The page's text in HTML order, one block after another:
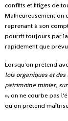
conflits et litiges de
Malheureusement on
reprenant à son
pourrit toujours par la
rapidement que
Lorsqu'on prétend
lois organiques et
patrimoine minier,
», on ne courbe pas
qu'on prétend